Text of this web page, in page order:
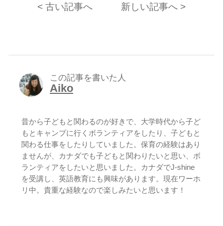
< 古い記事へ 新しい記事へ >
この記事を書いた人
Aiko
昔から子どもと関わるのが好きで、大学時代から子ど
もとキャンプに行くボランティアをしたり、子どもと
関わる仕事をしたりしていました。保育の経験はあり
ませんが、カナダでも子どもと関わりたいと思い、ボ
ランティアをしたいと思いました。カナダでJ-shine
を受講し、英語教育にも興味があります。現在ワーホ
リ中。貴重な経験なので楽しみたいと思います！